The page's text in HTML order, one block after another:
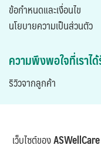
ข้อกำหนดและเงื่อนไข
นโยบายความเป็นส่วนตัว
ความพึงพอใจที่เราไ
ริวิวจากลูกค้า
เว็บไซต์ของASWellCare